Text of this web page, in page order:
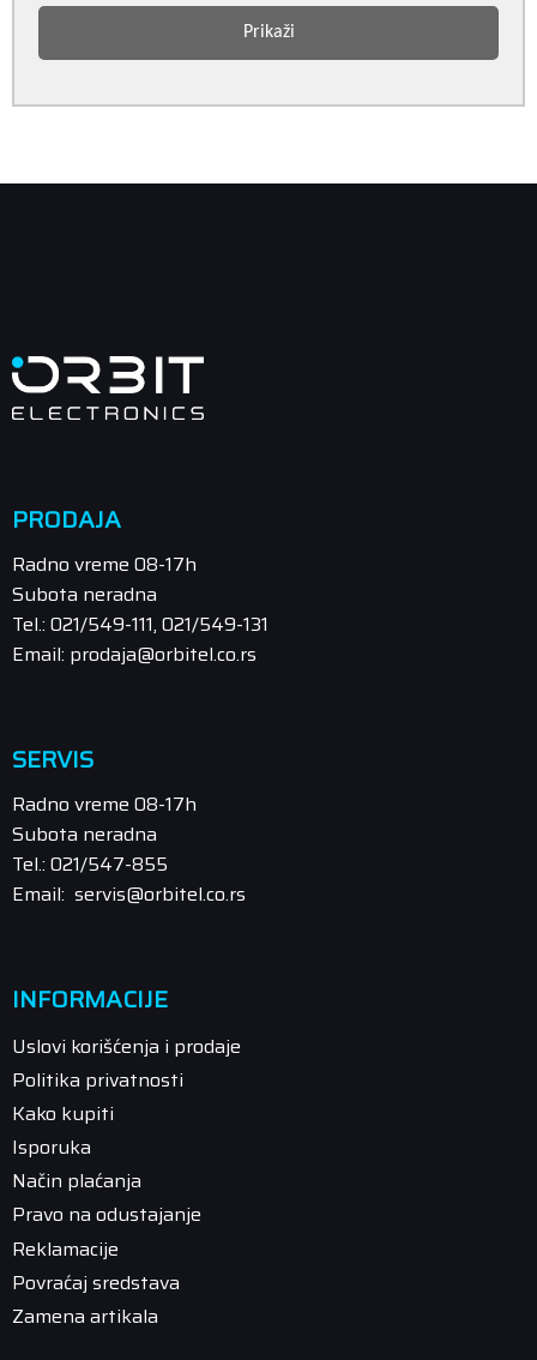
Prikaži
PRODAJA
Radno vreme 08-17h
Subota neradna
Tel.: 021/549-111, 021/549-131
Email: prodaja@orbitel.co.rs
SERVIS
Radno vreme 08-17h
Subota neradna
Tel.: 021/547-855
Email: servis@orbitel.co.rs
INFORMACIJE
Uslovi korišćenja i prodaje
Politika privatnosti
Kako kupiti
Isporuka
Način plaćanja
Pravo na odustajanje
Reklamacije
Povraćaj sredstava
Zamena artikala